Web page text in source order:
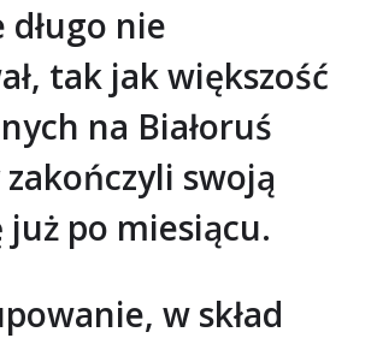
nie
tak jak większość
na Białoruś
zakończyli swoją
już po miesiącu.
w skład